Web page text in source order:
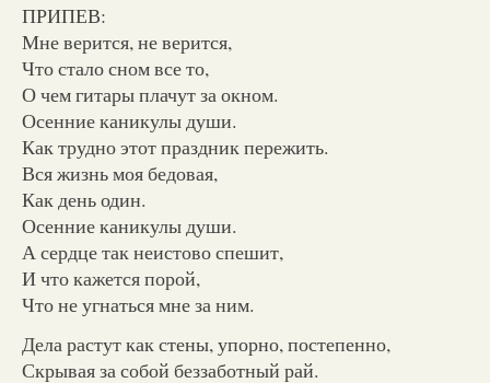
ПРИПЕВ:
Мне верится, не верится,
Что стало сном все то,
О чем гитары плачут за окном.
Осенние каникулы души.
Как трудно этот праздник пережить.
Вся жизнь моя бедовая,
Как день один.
Осенние каникулы души.
А сердце так неистово спешит,
И что кажется порой,
Что не угнаться мне за ним.
Дела растут как стены, упорно, постепенно,
Скрывая за собой беззаботный рай.